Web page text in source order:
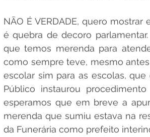
NÃO É VERDADE, quero
é quebra de decoro
que temos merenda para
como sempre teve, mesmo
escolar sim para as escolas,
Público instaurou
esperamos que em breve a
merenda que sumiu estava na
da Funerária como prefeito